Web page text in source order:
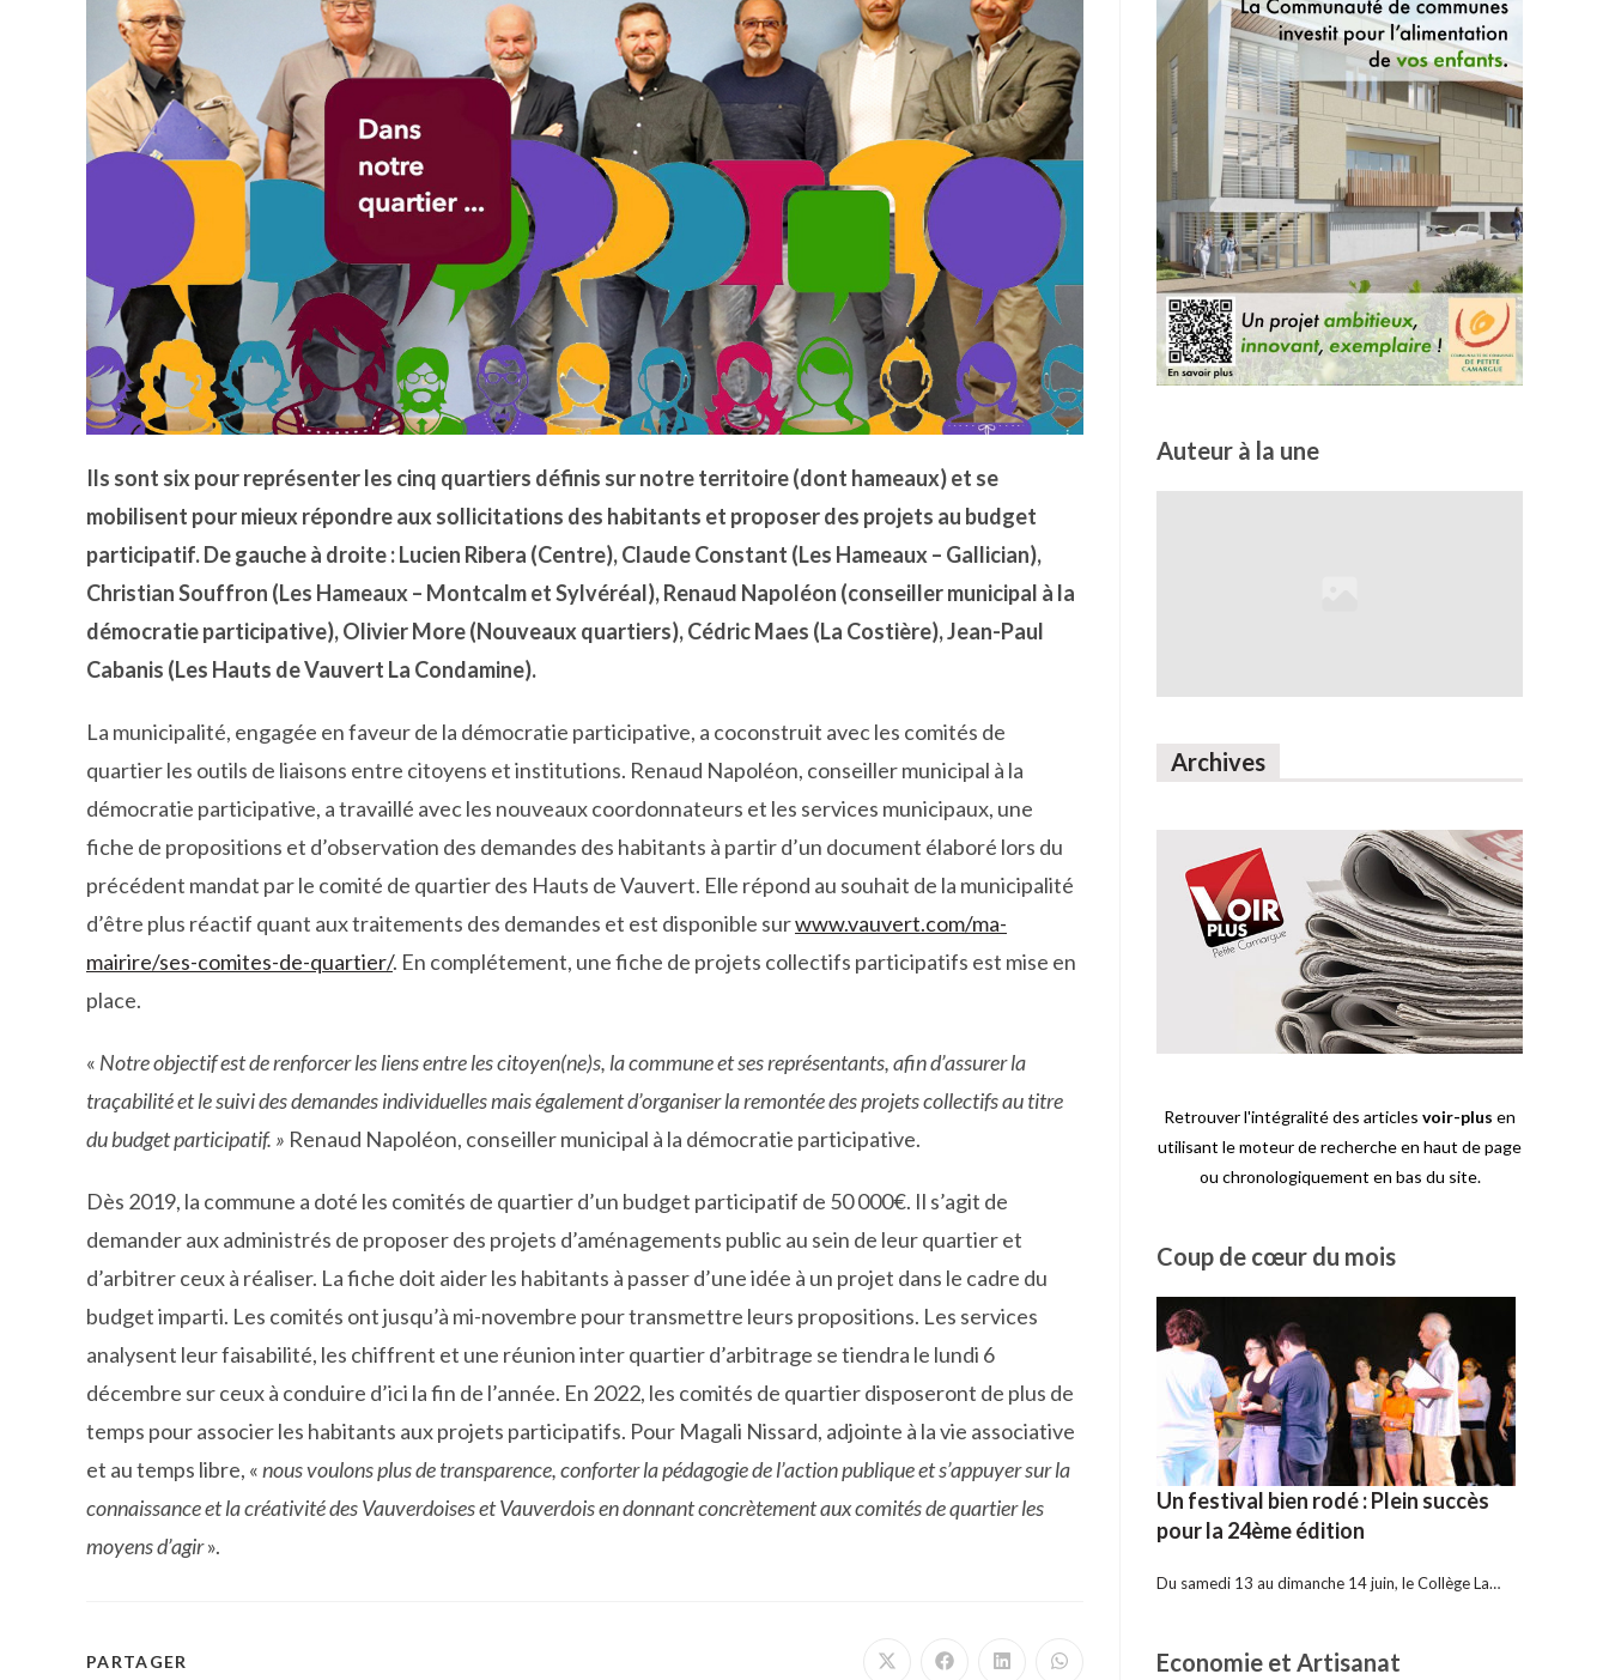
Ils sont six pour représenter les cinq quartiers définis sur notre territoire (dont hameaux) et se
mobilisent pour mieux répondre aux sollicitations des habitants et proposer des projets au budget
participatif. De gauche à droite : Lucien Ribera (Centre), Claude Constant (Les Hameaux – Gallician),
Christian Souffron (Les Hameaux – Montcalm et Sylvéréal), Renaud Napoléon (conseiller municipal à la
démocratie participative), Olivier More (Nouveaux quartiers), Cédric Maes (La Costière), Jean-Paul
Cabanis (Les Hauts de Vauvert La Condamine).
La municipalité, engagée en faveur de la démocratie participative, a coconstruit avec les comités de
quartier les outils de liaisons entre citoyens et institutions. Renaud Napoléon, conseiller municipal à la
démocratie participative, a travaillé avec les nouveaux coordonnateurs et les services municipaux, une
fiche de propositions et d’observation des demandes des habitants à partir d’un document élaboré lors du
précédent mandat par le comité de quartier des Hauts de Vauvert. Elle répond au souhait de la municipalité
d’être plus réactif quant aux traitements des demandes et est disponible surwww.vauvert.com/ma-
mairire/ses-comites-de-quartier/. En complétement, une fiche de projets collectifs participatifs est mise en
place.
« Notre objectif est de renforcer les liens entre les citoyen(ne)s, la commune et ses représentants, afin d’assurer la
traçabilité et le suivi des demandes individuelles mais également d’organiser la remontée des projets collectifs au titre
du budget participatif. » Renaud Napoléon, conseiller municipal à la démocratie participative.
Dès 2019, la commune a doté les comités de quartier d’un budget participatif de 50 000€. Il s’agit de
demander aux administrés de proposer des projets d’aménagements public au sein de leur quartier et
d’arbitrer ceux à réaliser. La fiche doit aider les habitants à passer d’une idée à un projet dans le cadre du
budget imparti. Les comités ont jusqu’à mi-novembre pour transmettre leurs propositions. Les services
analysent leur faisabilité, les chiffrent et une réunion inter quartier d’arbitrage se tiendra le lundi 6
décembre sur ceux à conduire d’ici la fin de l’année. En 2022, les comités de quartier disposeront de plus de
temps pour associer les habitants aux projets participatifs. Pour Magali Nissard, adjointe à la vie associative
et au temps libre, «nous voulons plus de transparence, conforter la pédagogie de l’action publique et s’appuyer sur la
connaissance et la créativité des Vauverdoises et Vauverdois en donnant concrètement aux comités de quartier les
moyens d’agir».
PARTAGER
Ouvrir
Ouvrir
Ouvrir
Ouvrir
Auteur à la une
Archives
Retrouver l'intégralité des articles voir-plus en
utilisant le moteur de recherche en haut de page
ou chronologiquement en bas du site.
Coup de cœur du mois
Un festival bien rodé : Plein succès
pour la 24ème édition
Du samedi 13 au dimanche 14 juin, le Collège La…
Economie et Artisanat